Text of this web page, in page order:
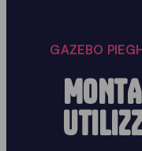
GAZEBO